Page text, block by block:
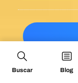
Buscar Blog